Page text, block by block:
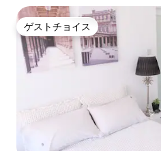
ゲストチョイス
ゲストチョイス